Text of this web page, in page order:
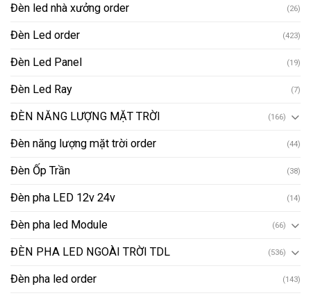
Đèn led nhà xưởng order (26)
Đèn Led order (423)
Đèn Led Panel (19)
Đèn Led Ray (7)
ĐÈN NĂNG LƯỢNG MẶT TRỜI (166)
Đèn năng lượng mặt trời order (44)
Đèn Ốp Trần (38)
Đèn pha LED 12v 24v (14)
Đèn pha led Module (66)
ĐÈN PHA LED NGOÀI TRỜI TDL (536)
Đèn pha led order (143)